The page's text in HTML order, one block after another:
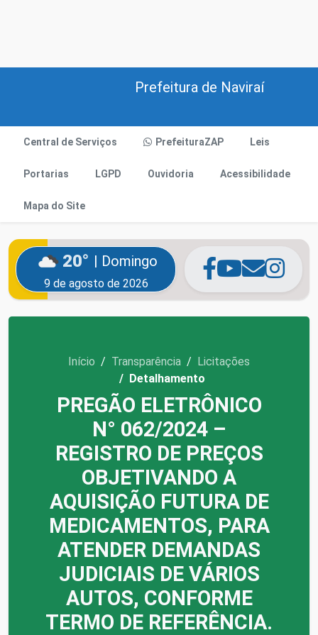
Prefeitura de Naviraí
Central de Serviços PrefeituraZAP Leis
Portarias LGPD Ouvidoria Acessibilidade
Mapa do Site
20° | Domingo
9 de agosto de 2026
Início Transparência
Licitações
Detalhamento
PREGÃO ELETRÔNICO
N° 062/2024 –
REGISTRO DE PREÇOS
OBJETIVANDO A
AQUISIÇÃO FUTURA DE
MEDICAMENTOS, PARA
ATENDER DEMANDAS
JUDICIAIS DE VÁRIOS
AUTOS, CONFORME
TERMO DE REFERÊNCIA.